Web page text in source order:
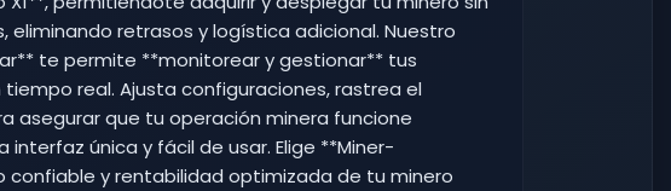
retrasos y logística adicional. Nuestro
te permite **monitorear y gestionar** tus
tiempo real. Ajusta configuraciones, rastrea el
asegurar que tu operación minera funcione
única y fácil de usar. Elige **Miner-
confiable y rentabilidad optimizada de tu minero